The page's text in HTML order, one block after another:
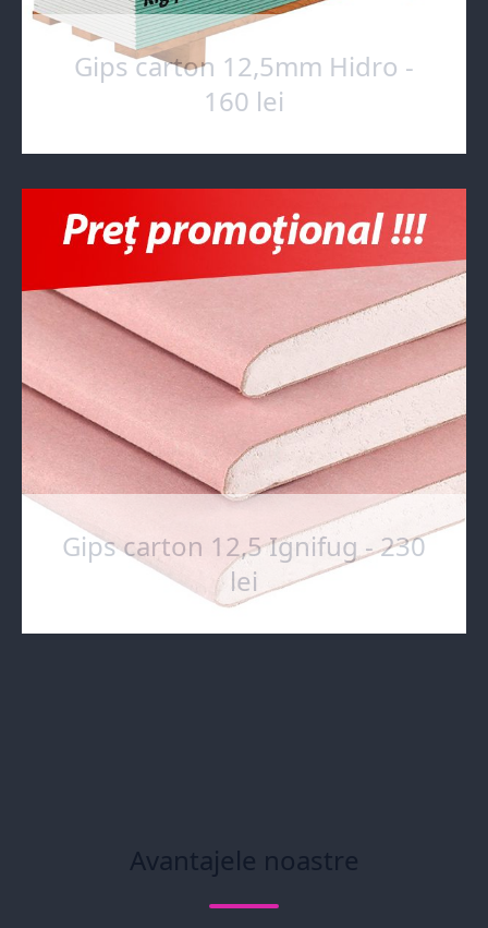
Gips carton 12,5mm Hidro -
160 lei
Gips carton 12,5 Ignifug - 230
lei
Avantajele noastre